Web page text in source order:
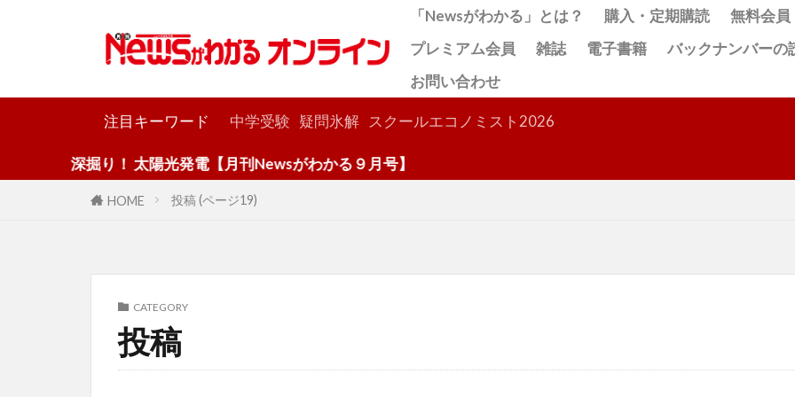
「Newsがわかる」とは？ 購入・定期購読
無料会員
プレミアム会員
雑誌 電子書籍
バックナンバーの
お問い合わせ
注目キーワード 中学受験 疑問氷解 スクールエコノミスト2026
深掘り！ 太陽光発電【月刊Newsがわかる９月号】
HOME 投稿 (ページ19)
CATEGORY
投稿
検索